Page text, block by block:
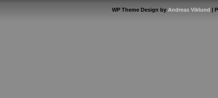
WP Theme Design by Andreas Viklund |